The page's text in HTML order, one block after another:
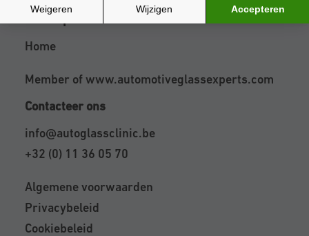
Sitemap
Home
Member ofwww.automotiveglassexperts.com
Contacteer ons
info@autoglassclinic.be
+32 (0) 11 36 05 70
Algemene voorwaarden
Privacybeleid
Cookiebeleid